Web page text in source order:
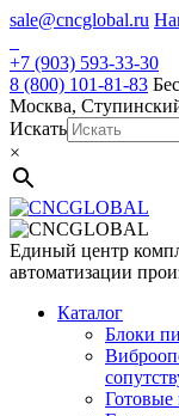
Skip
content
sale@cncglobal.ru
+7 (903) 593-33-30
8 (800) 101-81-83
Москва,
Искать
×
Единый центр
автоматизации
Каталог
Блоки
Готовые